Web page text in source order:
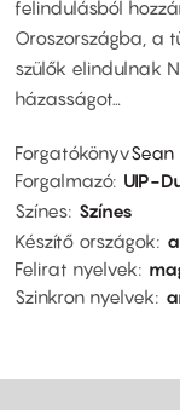
felindulásból
Oroszországba, a
szülők elindulnak
házasságot…
ForgatókönyvSean
Forgalmazó UIP-
Színes Színes
Készítő országok
Felirat nyelvek
Szinkron nyelvek